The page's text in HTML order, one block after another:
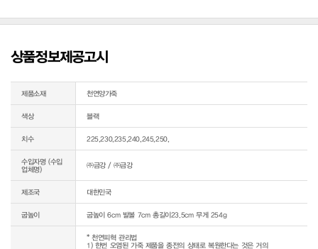
상품정보제공고시
제품소재 천연양가죽
색상 블랙
치수 225,230,235,240,245,250,
수입자명 (수입
업체명)
㈜금강 / ㈜금강
제조국 대한민국
굽높이 굽높이 6cm 발볼 7cm 총길이23.5cm 무게 254g
* 천연피혁 관리법
1) 한번 오염된 가죽 제품을 종전의 상태로 복원한다는 것은 거의